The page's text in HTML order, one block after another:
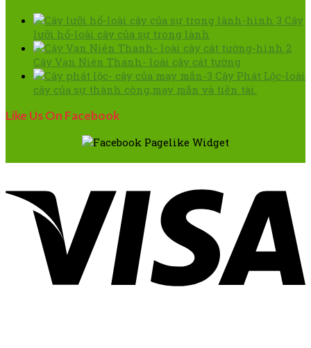
Cây
lưỡi hổ-loài cây của sự trong lành
Cây Vạn Niên Thanh- loài cây cát tường
Cây Phát Lộc-loài
cây của sự thành công,may mắn và tiền tài.
Like Us On Facebook